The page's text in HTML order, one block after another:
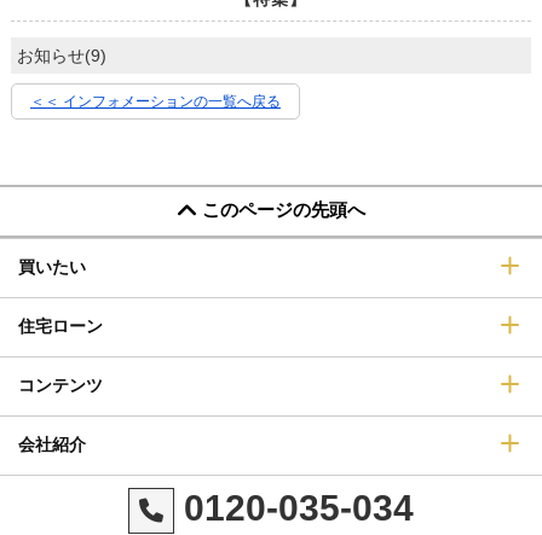
お知らせ(9)
＜＜ インフォメーションの一覧へ戻る
このページの先頭へ
買いたい
住宅ローン
コンテンツ
会社紹介
0120-035-034